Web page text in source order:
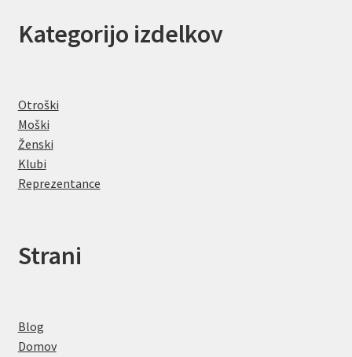
Kategorijo izdelkov
Otroški
Moški
Ženski
Klubi
Reprezentance
Strani
Blog
Domov